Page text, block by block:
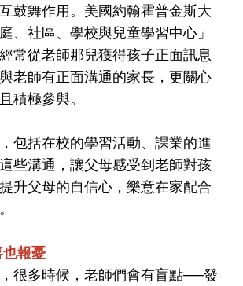
鼓舞作用。美國約翰霍普金斯大
、社區、學校與兒童學習中心」
常從老師那兒獲得孩子正面訊息
老師有正面溝通的家長，更關心
積極參與。
包括在校的學習活動、課業的進
些溝通，讓父母感受到老師對孩
升父母的自信心，樂意在家配合
報憂
很多時候，老師們會有盲點──發